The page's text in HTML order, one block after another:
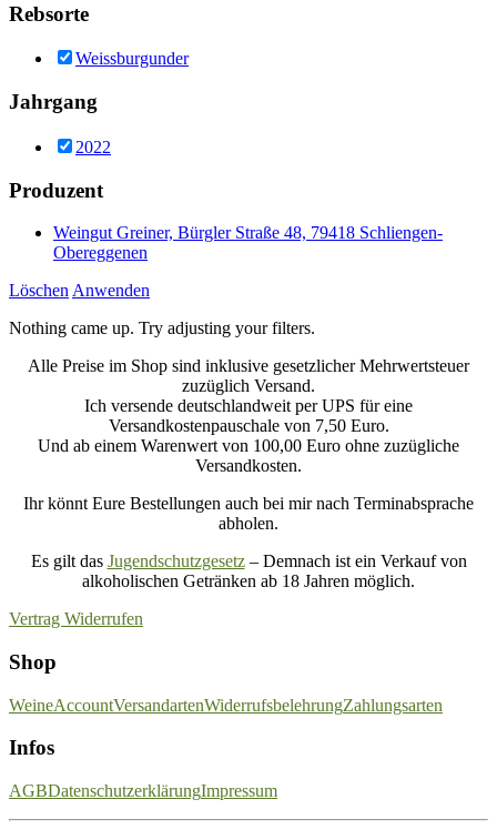
Rebsorte
Weissburgunder
Jahrgang
2022
Produzent
Weingut Greiner, Bürgler Straße 48, 79418 Schliengen-
Obereggenen
Löschen Anwenden
Nothing came up. Try adjusting your filters.
Alle Preise im Shop sind inklusive gesetzlicher Mehrwertsteuer
zuzüglich Versand.
Ich versende deutschlandweit per UPS für eine
Versandkostenpauschale von 7,50 Euro.
Und ab einem Warenwert von 100,00 Euro ohne zuzügliche
Versandkosten.
Ihr könnt Eure Bestellungen auch bei mir nach Terminabsprache
abholen.
Es gilt das Jugendschutzgesetz– Demnach ist ein Verkauf von
alkoholischen Getränken ab 18 Jahren möglich.
Vertrag Widerrufen
Shop
WeineAccountVersandartenWiderrufsbelehrungZahlungsarten
Infos
AGBDatenschutzerklärungImpressum